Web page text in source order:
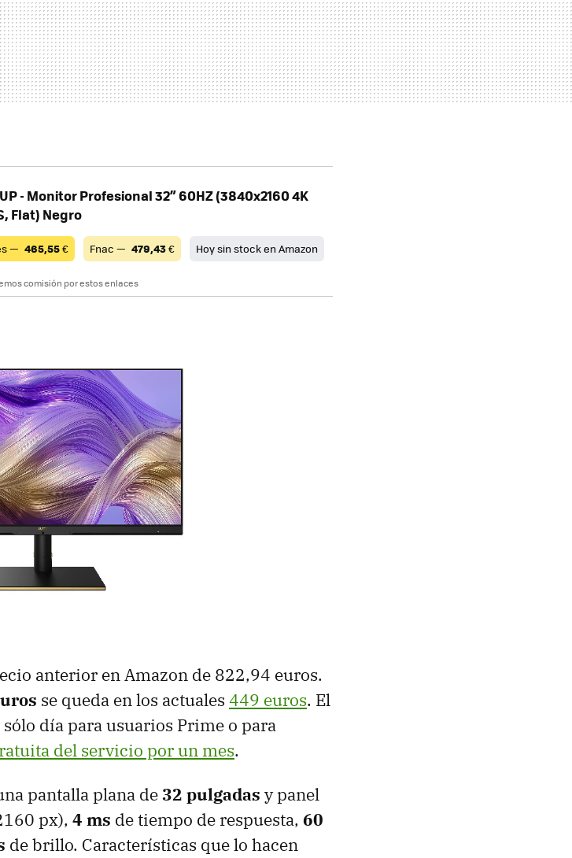
- Monitor Profesional 32” 60HZ (3840x2160 4K
Flat) Negro
— 465,55€ Fnac — 479,43€ Hoy sin stock en Amazon
comisión por estos enlaces
anterior en Amazon de 822,94 euros.
se queda en los actuales 449 euros. El
día para usuarios Prime o para
del servicio por un mes.
pantalla plana de 32 pulgadas y panel
px), 4 ms de tiempo de respuesta, 60
de brillo. Características que lo hacen